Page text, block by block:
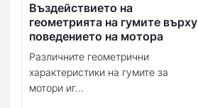
Въздействието на
геометрията на гумите върху
поведението на мотора
Различните геометрични
характеристики на гумите за
мотори иг...